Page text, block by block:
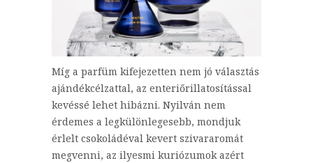
Míg a parfüm kifejezetten nem jó választás
ajándékcélzattal, az enteriőrillatosítással
kevéssé lehet hibázni. Nyilván nem
érdemes a legkülönlegesebb, mondjuk
érlelt csokoládéval kevert szivararomát
megvenni, az ilyesmi kuriózumok azért